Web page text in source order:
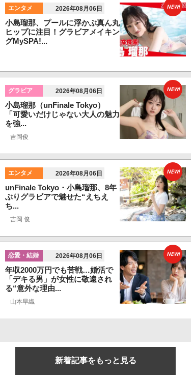
エンタメ 2026年08月06日
小島瑠那、プールに浮かぶ真ん丸
ヒップに注目！グラビアメイキン
グMySPA!...
NEW!
グラビア 2026年08月06日
小島瑠那（unFinale Tokyo）
「可愛いだけじゃない大人の魅力
を強...
吉岡俊
NEW!
エンタメ 2026年08月06日
unFinale Tokyo・小島瑠那、8年
ぶりグラビアで魅せた“えちえ
ち...
吉岡 俊
NEW!
恋愛・結婚 2026年08月06日
年収2000万円でも苦戦…婚活で
「デキる男」が女性に敬遠され
る“意外な理由...
山本早織
NEW!
新着記事をもっと見る